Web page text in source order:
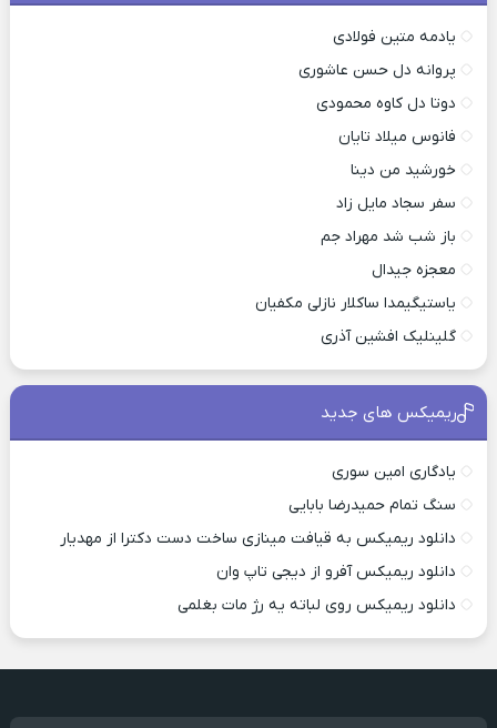
یادمه متین فولادی
پروانه دل حسن عاشوری
دوتا دل کاوه محمودی
فانوس میلاد تایان
خورشید من دینا
سفر سجاد مایل زاد
باز شب شد مهراد جم
معجزه جیدال
یاستیگیمدا ساکلار نازلی مکفیان
گلینلیک افشین آذری
ریمیکس های جدید
یادگاری امین سوری
سنگ تمام حمیدرضا بابایی
دانلود ریمیکس به قیافت مینازی ساخت دست دکترا از مهدیار
دانلود ریمیکس آفرو از ديجی تاپ وان
دانلود ریمیکس روی لباته یه رژ مات بغلمی